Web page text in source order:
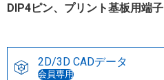
DIP4ピン、プリント基板用端子
2D/3D CADデータ
会員専用